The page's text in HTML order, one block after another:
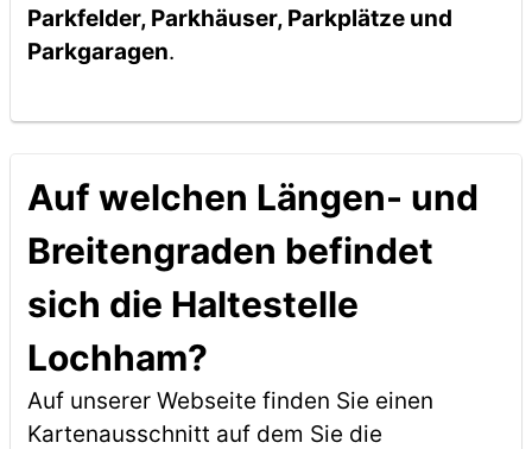
Parkfelder, Parkhäuser, Parkplätze und
Parkgaragen.
Auf welchen Längen- und
Breitengraden befindet
sich die Haltestelle
Lochham?
Auf unserer Webseite finden Sie einen
Kartenausschnitt auf dem Sie die